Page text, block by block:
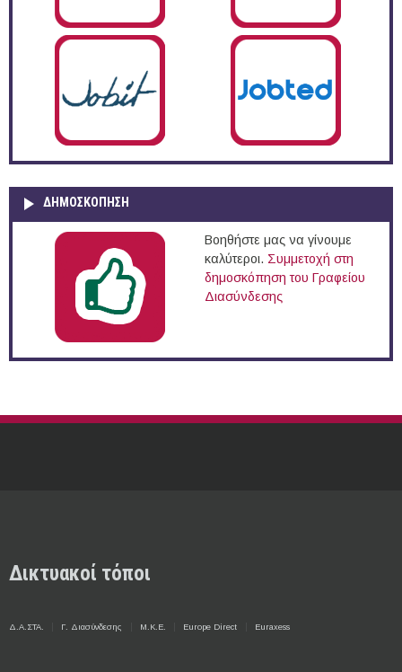
ΔΗΜΟΣΚΌΠΗΣΗ
Βοηθήστε μας να γίνουμε
καλύτεροι. Συμμετοχή στη
δημοσκόπηση του Γραφείου
Διασύνδεσης
Δικτυακοί τόποι
Δ.Α.ΣΤΑ. Γ. Διασύνδεσης Μ.Κ.Ε. Europe Direct Euraxess